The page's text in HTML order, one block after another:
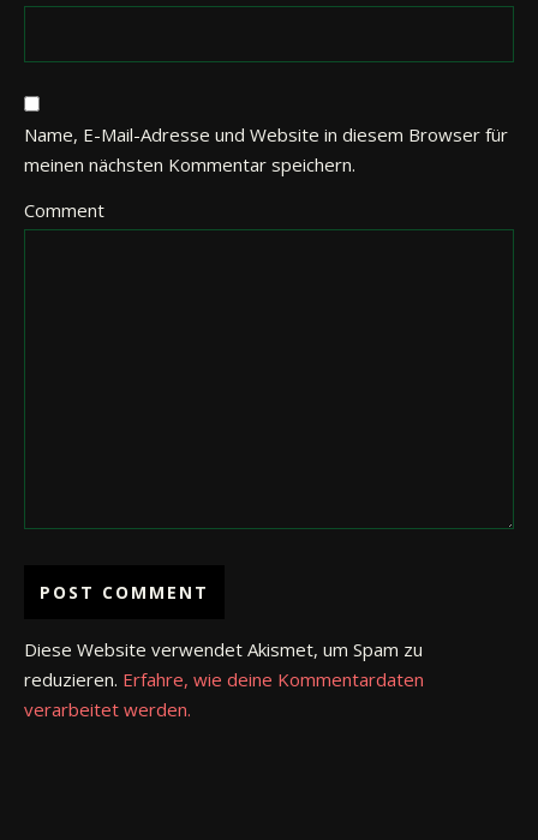
Name, E-Mail-Adresse und Website in diesem Browser für
meinen nächsten Kommentar speichern.
Comment
Diese Website verwendet Akismet, um Spam zu
reduzieren. Erfahre, wie deine Kommentardaten
verarbeitet werden.